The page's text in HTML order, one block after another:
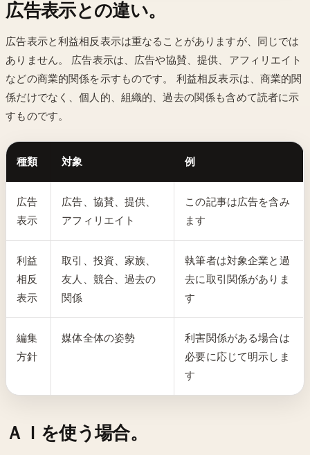
広告表示との違い。
広告表示と利益相反表示は重なることがありますが、同じでは
ありません。 広告表示は、広告や協賛、提供、アフィリエイト
などの商業的関係を示すものです。 利益相反表示は、商業的関
係だけでなく、個人的、組織的、過去の関係も含めて読者に示
すものです。
種類 対象 例
広告
表示
広告、協賛、提供、
アフィリエイト
この記事は広告を含み
ます
利益
相反
表示
取引、投資、家族、
友人、競合、過去の
関係
執筆者は対象企業と過
去に取引関係がありま
す
編集
方針
媒体全体の姿勢
利害関係がある場合は
必要に応じて明示しま
す
ＡＩを使う場合。